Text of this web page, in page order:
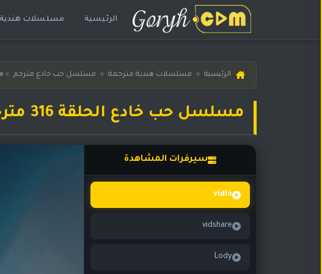
الرئيسية مسلسلات هندية
الرئيسية » مسلسلات هندية مترجمة » مسلسل حب خادع مترجم »
مسلسل حب خادع الحلقة 316 مترجمة
سيرفرات المشاهدة
vidlo
vidshare
Lody